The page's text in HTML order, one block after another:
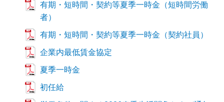
有期・短時間・契約等夏季一時金（短時間労働
者）
有期・短時間・契約等夏季一時金（契約社員）
企業内最低賃金協定
夏季一時金
初任給